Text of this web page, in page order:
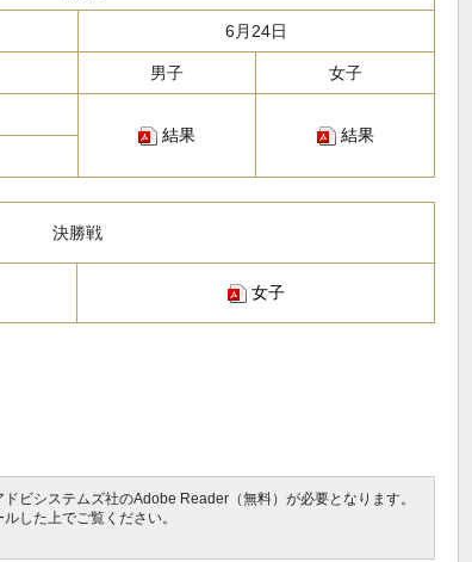
6月24日
男子 女子
結果
結果
決勝戦
女子
ビシステムズ社のAdobe Reader（無料）が必要となります。
した上でご覧ください。